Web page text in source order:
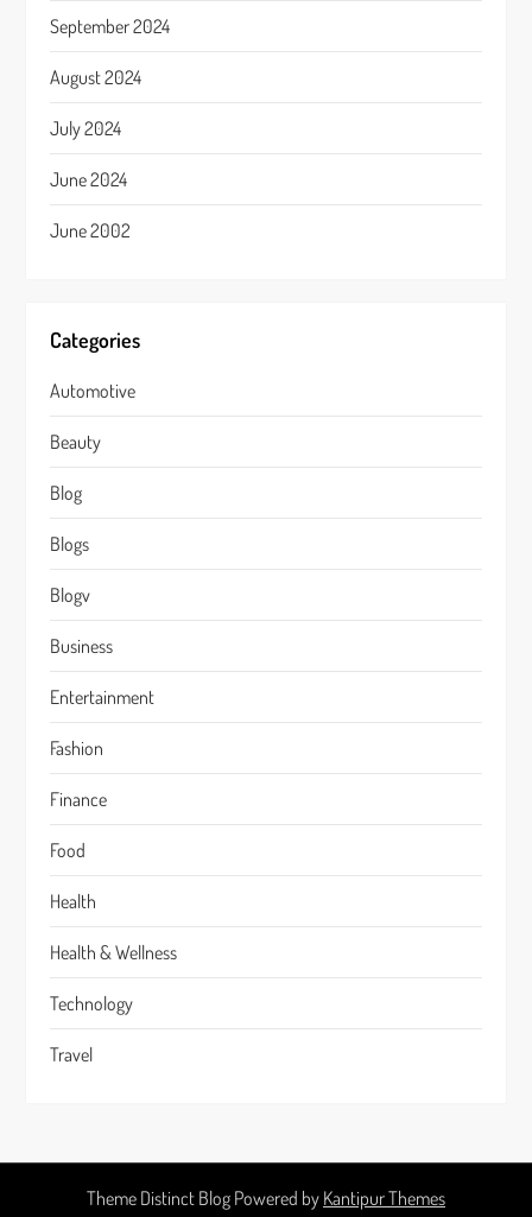
September 2024
August 2024
July 2024
June 2024
June 2002
Categories
Automotive
Beauty
Blog
Blogs
Blogv
Business
Entertainment
Fashion
Finance
Food
Health
Health & Wellness
Technology
Travel
Theme Distinct Blog Powered by Kantipur Themes